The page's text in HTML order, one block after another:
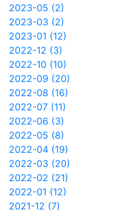
2023-05 (2)
2023-03 (2)
2023-01 (12)
2022-12 (3)
2022-10 (10)
2022-09 (20)
2022-08 (16)
2022-07 (11)
2022-06 (3)
2022-05 (8)
2022-04 (19)
2022-03 (20)
2022-02 (21)
2022-01 (12)
2021-12 (7)